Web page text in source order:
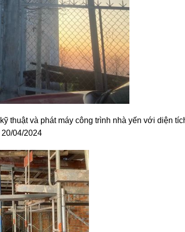
thuật và phát máy công trình nhà yến với diện
04/2024